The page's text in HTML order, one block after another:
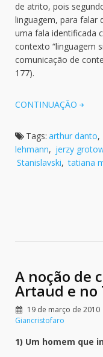
de atrito, pois
linguagem, para falar
uma fala identificada
contexto “linguagem
comunicação de
177).
CONTINUAÇÃO
Tags: arthur danto,
lehmann, jerzy
Stanislavski, tatiana
A noção de
Artaud e no
19 de março de 2010
Giancristofaro
1) Um homem que